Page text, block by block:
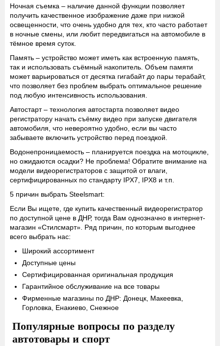
Ночная съемка – наличие данной функции позволяет
получить качественное изображение даже при низкой
освещенности, что очень удобно для тех, кто часто работает
в ночные смены, или любит передвигаться на автомобиле в
тёмное время суток.
Память – устройство может иметь как встроенную память,
так и использовать съёмный накопитель. Объем памяти
может варьироваться от десятка гигабайт до пары терабайт,
что позволяет без проблем выбрать оптимальное решение
под любую интенсивность использования.
Автостарт– технология автостарта позволяет видео
регистратору начать съёмку видео при запуске двигателя
автомобиля, что невероятно удобно, если вы часто
забываете включить устройство перед поездкой.
Водонепроницаемость – планируется поездка на мотоцикле,
но ожидаются осадки? Не проблема! Обратите внимание на
модели видеорегистраторов с защитой от влаги,
сертифицированных по стандарту IPX7, IPX8 и т.п.
5 причин выбрать Steelsmart:
Если Вы ищете, где купить качественный видеорегистратор
по доступной цене в ДНР, тогда Вам однозначно в интернет-
магазин «Стилсмарт». Ряд причин, по которым выгоднее
всего выбрать нас:
Широкий ассортимент
Доступные цены
Сертифицированная оригинальная продукция
Гарантийное обслуживание на все товары
Фирменные магазины по ДНР: Донецк, Макеевка,
Горловка, Енакиево, Снежное
Популярные вопросы по разделу
автотовары и спорт